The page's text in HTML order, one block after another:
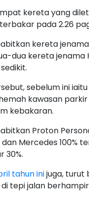
kereta yang
pada 2.26
kereta
dua kereta
sebelum ini iaitu
kawasan
kebakaran.
Proton
Mercedes 100%
30%.
tahun inijuga, turut
tepi jalan